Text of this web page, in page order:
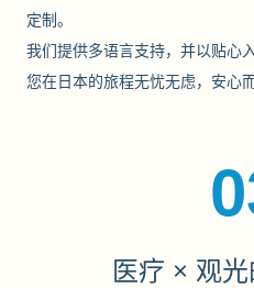
定制。
我们提供多语言支持，并以贴心
您在日本的旅程无忧无虑，安心
医疗 × 观